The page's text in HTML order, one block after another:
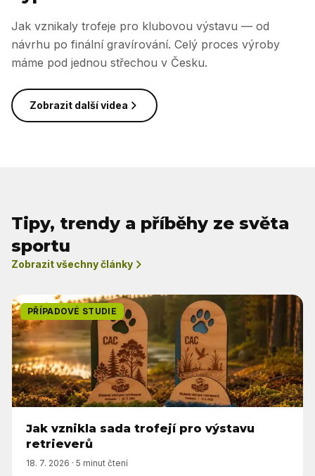
Jak vznikaly trofeje pro klubovou výstavu — od
návrhu po finální gravírování. Celý proces výroby
máme pod jednou střechou v Česku.
Zobrazit další videa
Tipy, trendy a příběhy ze světa
sportu
Zobrazit všechny články
PŘÍPADOVÉ STUDIE
Jak vznikla sada trofejí pro výstavu
retrieverů
18. 7. 2026 · 5 minut čtení